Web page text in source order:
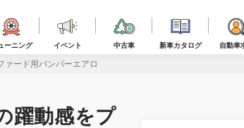
ーニング イベント 中古車 新車カタログ 自動車
ァード用バンパーエアロ
躍動感をプ